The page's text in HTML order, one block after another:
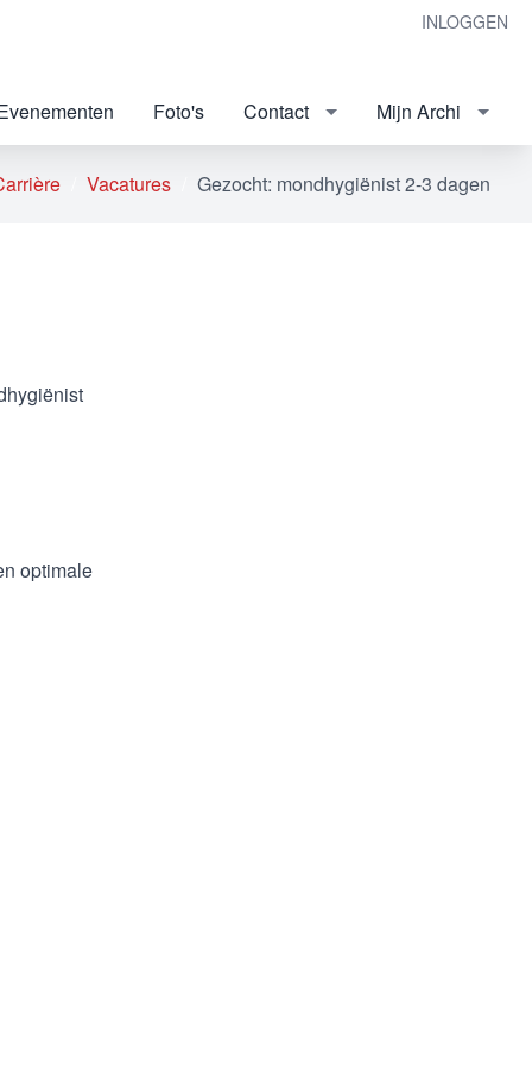
INLOGGEN
Foto's Contact Mijn Archi
Vacatures Gezocht: mondhygiënist 2-3 dagen
optimale